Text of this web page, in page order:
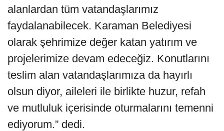
alanlardan tüm vatandaşlarımız
faydalanabilecek. Karaman Belediyesi
olarak şehrimize değer katan yatırım ve
projelerimize devam edeceğiz. Konutlarını
teslim alan vatandaşlarımıza da hayırlı
olsun diyor, aileleri ile birlikte huzur, refah
ve mutluluk içerisinde oturmalarını temenni
ediyorum.” dedi.